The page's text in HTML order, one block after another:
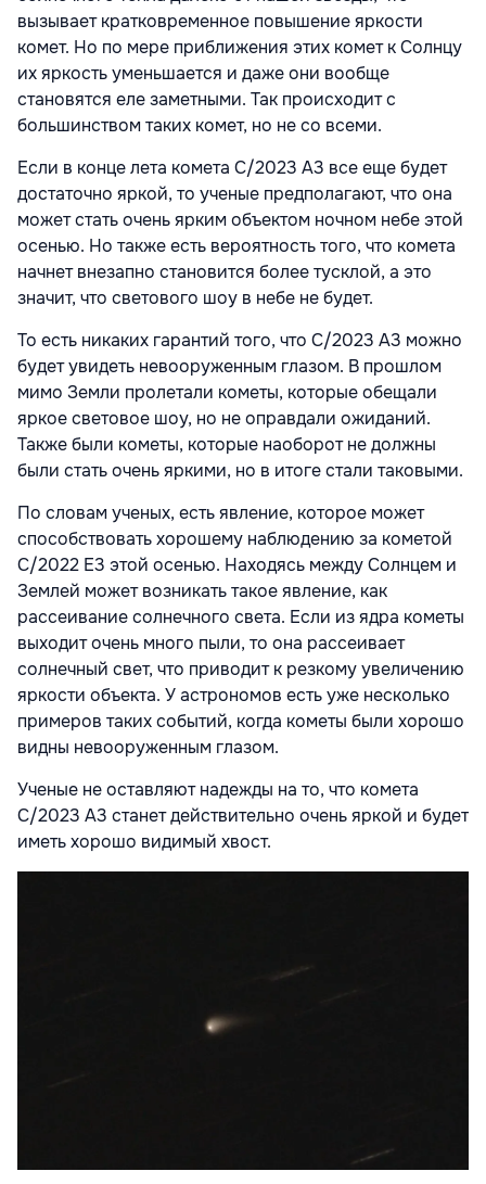
вызывает кратковременное повышение яркости
комет. Но по мере приближения этих комет к Солнцу
их яркость уменьшается и даже они вообще
становятся еле заметными. Так происходит с
большинством таких комет, но не со всеми.
Если в конце лета комета C/2023 А3 все еще будет
достаточно яркой, то ученые предполагают, что она
может стать очень ярким объектом ночном небе этой
осенью. Но также есть вероятность того, что комета
начнет внезапно становится более тусклой, а это
значит, что светового шоу в небе не будет.
То есть никаких гарантий того, что C/2023 А3 можно
будет увидеть невооруженным глазом. В прошлом
мимо Земли пролетали кометы, которые обещали
яркое световое шоу, но не оправдали ожиданий.
Также были кометы, которые наоборот не должны
были стать очень яркими, но в итоге стали таковыми.
По словам ученых, есть явление, которое может
способствовать хорошему наблюдению за кометой
C/2022 E3 этой осенью. Находясь между Солнцем и
Землей может возникать такое явление, как
рассеивание солнечного света. Если из ядра кометы
выходит очень много пыли, то она рассеивает
солнечный свет, что приводит к резкому увеличению
яркости объекта. У астрономов есть уже несколько
примеров таких событий, когда кометы были хорошо
видны невооруженным глазом.
Ученые не оставляют надежды на то, что комета
C/2023 А3 станет действительно очень яркой и будет
иметь хорошо видимый хвост.